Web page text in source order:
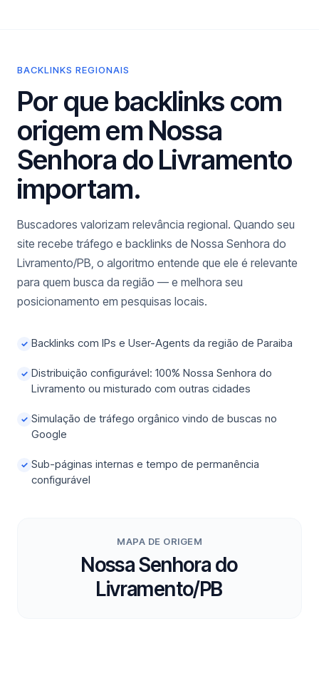
BACKLINKS REGIONAIS
Por que backlinks com
origem em Nossa
Senhora do Livramento
importam.
Buscadores valorizam relevância regional. Quando seu
site recebe tráfego e backlinks de Nossa Senhora do
Livramento/PB, o algoritmo entende que ele é relevante
para quem busca da região — e melhora seu
posicionamento em pesquisas locais.
✓ Backlinks com IPs e User-Agents da região de Paraiba
✓ Distribuição configurável: 100% Nossa Senhora do
Livramento ou misturado com outras cidades
✓ Simulação de tráfego orgânico vindo de buscas no
Google
✓ Sub-páginas internas e tempo de permanência
configurável
MAPA DE ORIGEM
Nossa Senhora do
Livramento/PB